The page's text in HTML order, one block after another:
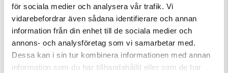
för sociala medier och analysera vår trafik. Vi
vidarebefordrar även sådana identifierare och annan
information från din enhet till de sociala medier och
annons- och analysföretag som vi samarbetar med.
Dessa kan i sin tur kombinera informationen med annan
information som du har tillhandahållit eller som de har
Varför det är den perfekta uppgraderingen
Traditionella flipfodral döljer skärmen; snäppbara skal lämnar skärmen
exponerad. Tech-Protect kombinerar det bästa av båda: full täckningssäkerhet
plus ett snabbvisningsfönster och plånboksfack. Ett tillbehör ersätter ett fodral,
en korthållare och ett skärmskydd - vilket sparar utrymme och pengar.
Intressanta fakta om Clear View-fodral
minimerar reflexer och samtidigt motverkar fingeravtryck.
- Tack vare det extra lagret på framsidan reducerar flipcovers kraften vid
skärmimpakt med upp till 80 % i falltester jämfört med nakna telefoner.